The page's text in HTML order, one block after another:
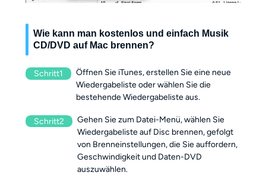
Wie kann man kostenlos und einfach Musik
CD/DVD auf Mac brennen?
Schritt1
Öffnen Sie iTunes, erstellen Sie eine neue
Wiedergabeliste oder wählen Sie die
bestehende Wiedergabeliste aus.
Schritt2
Gehen Sie zum Datei-Menü, wählen Sie
Wiedergabeliste auf Disc brennen, gefolgt
von Brenneinstellungen, die Sie auffordern,
Geschwindigkeit und Daten-DVD
auszuwählen.